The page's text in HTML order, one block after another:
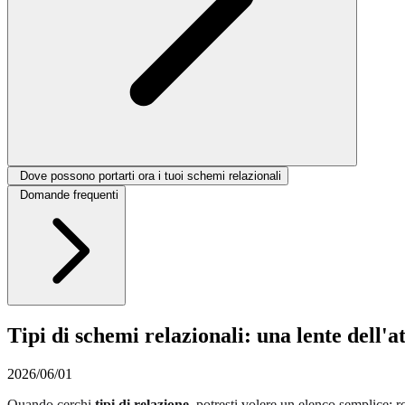
Dove possono portarti ora i tuoi schemi relazionali
Domande frequenti
Tipi di schemi relazionali: una lente
2026/06/01